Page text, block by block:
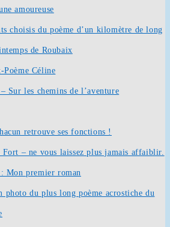
amoureuse
choisis du poème d’un kilomètre de long
de Roubaix
Céline
Sur les chemins de l’aventure
retrouve ses fonctions !
Fort – ne vous laissez plus jamais affaiblir.
Mon premier roman
photo du plus long poème acrostiche du